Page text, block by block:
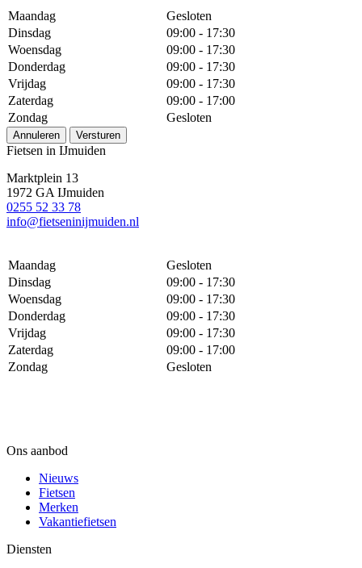
Maandag
Gesloten
Dinsdag
09:00 - 17:30
Woensdag
09:00 - 17:30
Donderdag
09:00 - 17:30
Vrijdag
09:00 - 17:30
Zaterdag
09:00 - 17:00
Zondag
Gesloten
Annuleren Versturen
Fietsen in IJmuiden
Marktplein 13
1972 GA IJmuiden
0255 52 33 78
info@fietseninijmuiden.nl
Maandag
Gesloten
Dinsdag
09:00 - 17:30
Woensdag
09:00 - 17:30
Donderdag
09:00 - 17:30
Vrijdag
09:00 - 17:30
Zaterdag
09:00 - 17:00
Zondag
Gesloten
Ons aanbod
Nieuws
Fietsen
Merken
Vakantiefietsen
Diensten